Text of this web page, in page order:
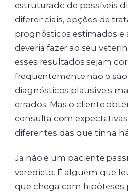
estruturado de possíveis
diferenciais, opções de
prognósticos estimados e
deveria fazer ao seu
esses resultados sejam
frequentemente não o
diagnósticos plausíveis
errados. Mas o cliente
consulta com
diferentes das que tinha
Já não é um paciente
veredicto. É alguém que
que chega com hipóteses